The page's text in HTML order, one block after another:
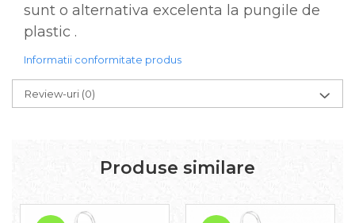
sunt o alternativa excelenta la pungile de
plastic .
Informatii conformitate produs
Review-uri (0)
Produse similare